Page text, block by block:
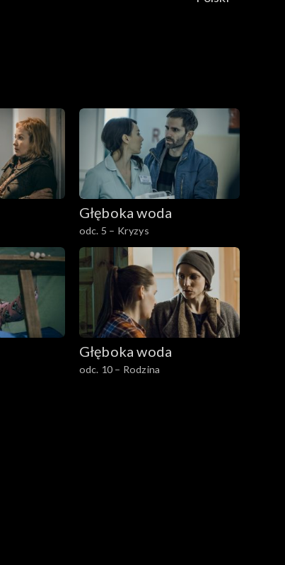
Głęboka woda
odc. 5 – Kryzys
Głęboka woda
odc. 10 – Rodzina